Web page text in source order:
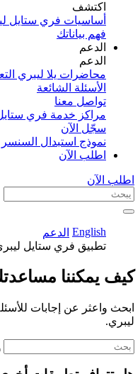
اكتشف​
أساسيات فري ستايل
فهم بياناتك
الدعم
الدعم
محاضرات يلا ليبري
الأسئلة الشائعة
تواصل معنا
مراكز خدمة فري
سجّل الآن​
نموذج استبدال السنسر
اطلب الآن
اطلب الآن
English الدعم
تطبيق فري ستايل
كيف يمكننا
ابحث واعثر عن إجابات
ليبري.